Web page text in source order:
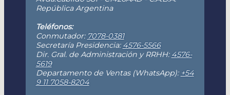
República Argentina
Teléfonos:
Conmutador: 7078-0381
Secretaría Presidencia: 4576-5566
Dir. Gral. de Administración y RRHH: 4576-
5619
Departamento de Ventas (WhatsApp): +54
9 11 7058-8204